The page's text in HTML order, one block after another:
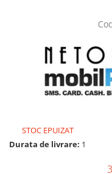
Drujbe pe benzina
Drujbe cu acumulator
Consumabile drujbe,
Unelte electrice busteni
Mori cereale si batoze
Batoze - mori desfacat
STOC EPUIZAT
Durata de livrare: 1